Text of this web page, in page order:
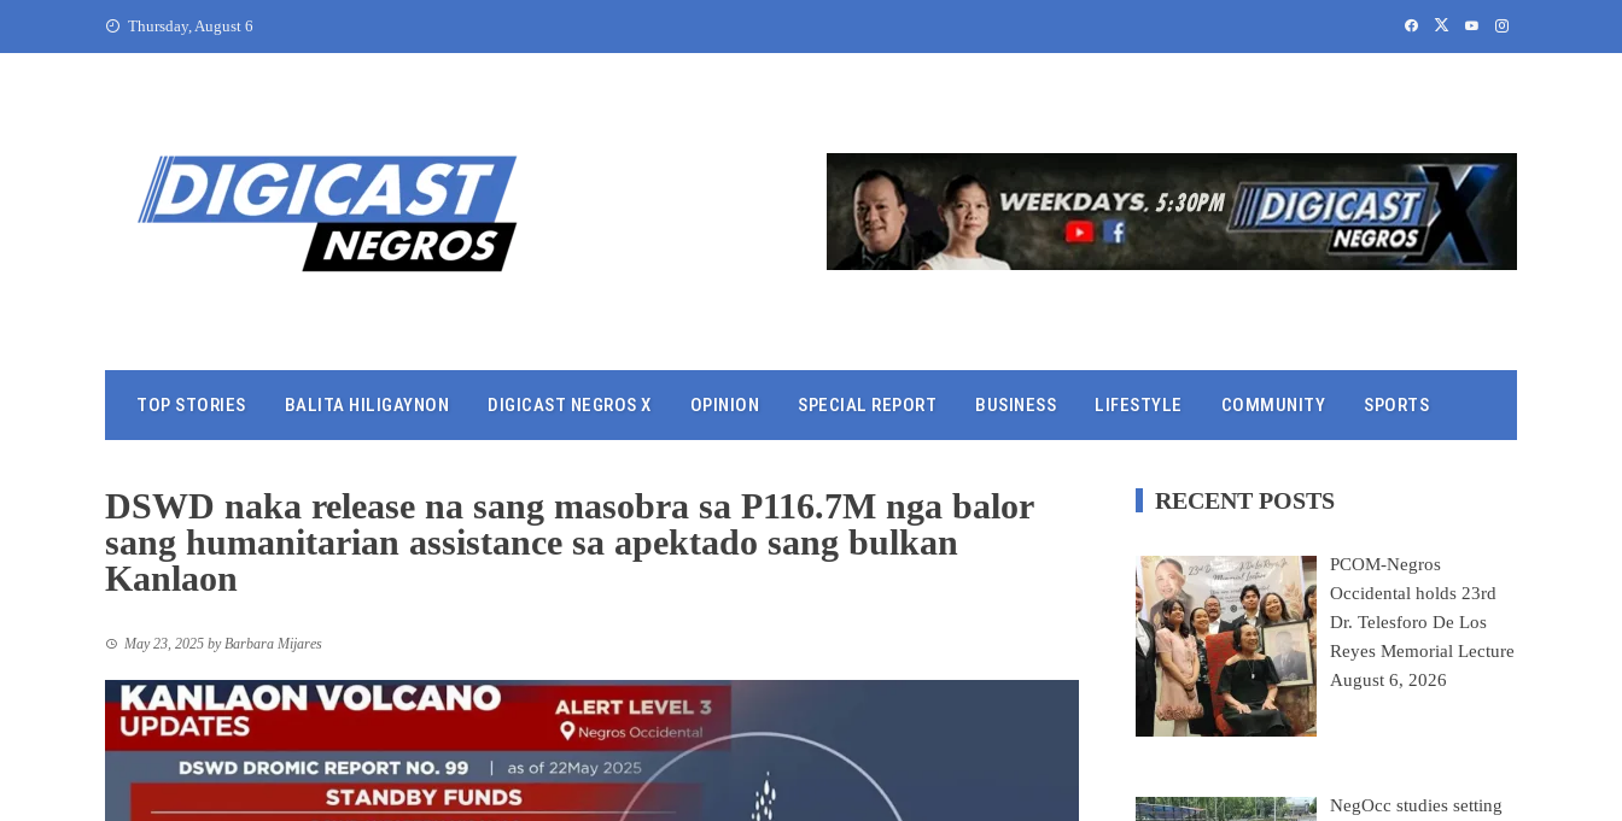
Thursday, August 6
TOP STORIES BALITA HILIGAYNON DIGICAST NEGROS X OPINION SPECIAL REPORT BUSINESS LIFESTYLE COMMUNITY SPORTS
DSWD naka release na sang masobra sa P116.7M nga balor
sang humanitarian assistance sa apektado sang bulkan
Kanlaon
May 23, 2025 byBarbara Mijares
RECENT POSTS
PCOM-Negros
Occidental holds 23rd
Dr. Telesforo De Los
Reyes Memorial Lecture
August 6, 2026
NegOcc studies setting